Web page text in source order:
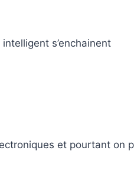
s’enchainent
et pourtant on